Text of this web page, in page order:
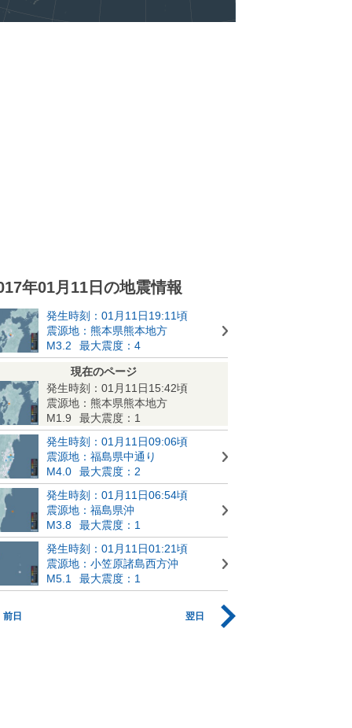
年01月11日の地震情報
発生時刻：01月11日19:11頃
震源地：熊本県熊本地方
M3.2
最大震度：4
現在のページ
発生時刻：01月11日15:42頃
震源地：熊本県熊本地方
M1.9
最大震度：1
発生時刻：01月11日09:06頃
震源地：福島県中通り
M4.0
最大震度：2
発生時刻：01月11日06:54頃
震源地：福島県沖
M3.8
最大震度：1
発生時刻：01月11日01:21頃
震源地：小笠原諸島西方沖
M5.1
最大震度：1
前日 翌日